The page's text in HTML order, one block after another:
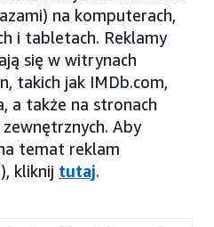
na komputerach,
i tabletach. Reklamy
się w witrynach
takich jak IMDb.com,
a także na stronach
Aby
temat reklam
kliknij tutaj.